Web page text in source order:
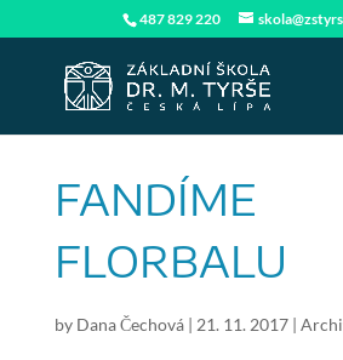
487 829 220
FANDÍME
FLORBALU
by Dana Čechová| 21. 11. 2017|